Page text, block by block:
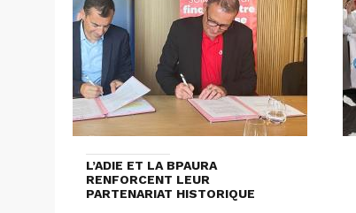
L’ADIE ET LA BPAURA
RENFORCENT LEUR
PARTENARIAT HISTORIQUE